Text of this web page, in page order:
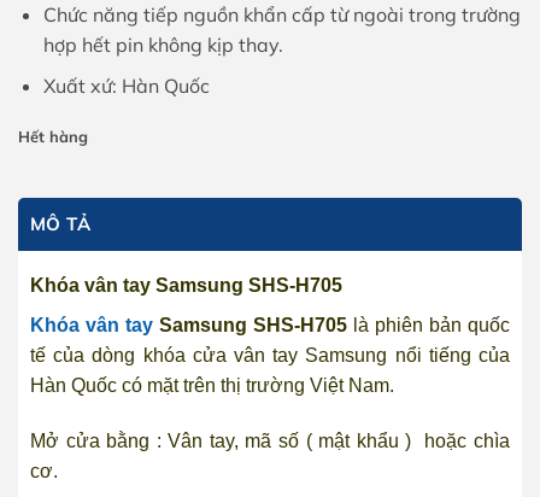
Chức năng tiếp nguồn khẩn cấp từ ngoài trong trường
hợp hết pin không kịp thay.
Xuất xứ: Hàn Quốc
Hết hàng
MÔ TẢ
Khóa vân tay Samsung SHS-H705
Khóa vân tay Samsung SHS-H705 là phiên bản quốc
tế của dòng khóa cửa vân tay Samsung nổi tiếng của
Hàn Quốc có mặt trên thị trường Việt Nam.
Mở cửa bằng : Vân tay, mã số ( mật khẩu ) hoặc chìa
cơ.